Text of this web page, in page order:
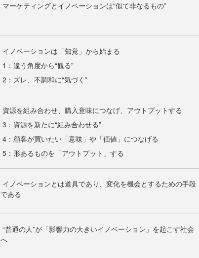
マーケティングとイノベーションは“似て非なるもの”
イノベーションは「知覚」から始まる
1：違う角度から“観る”
2：ズレ、不調和に“気づく”
資源を組み合わせ、購入意味につなげ、アウトプットする
3：資源を新たに“組み合わせる”
4：顧客が買いたい「意味」や「価値」につなげる
5：形あるものを「アウトプット」する
イノベーションとは道具であり、変化を機会とするための手段
である
“普通の人”が「影響力の大きいイノベーション」を起こす社会
へ